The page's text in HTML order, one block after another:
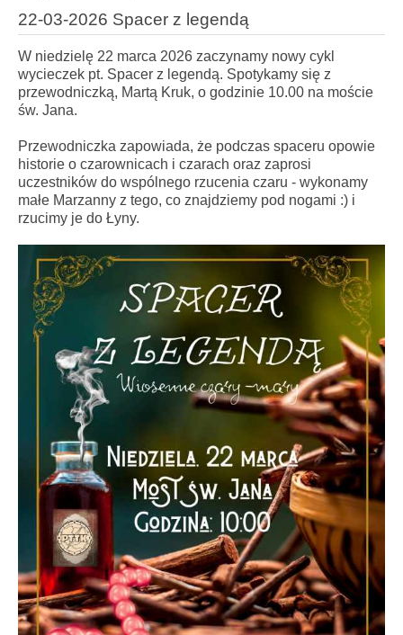
22-03-2026 Spacer z legendą
W niedzielę 22 marca 2026 zaczynamy nowy cykl
wycieczek pt. Spacer z legendą. Spotykamy się z
przewodniczką, Martą Kruk, o godzinie 10.00 na moście
św. Jana.
Przewodniczka zapowiada, że podczas spaceru opowie
historie o czarownicach i czarach oraz zaprosi
uczestników do wspólnego rzucenia czaru - wykonamy
małe Marzanny z tego, co znajdziemy pod nogami :) i
rzucimy je do Łyny.